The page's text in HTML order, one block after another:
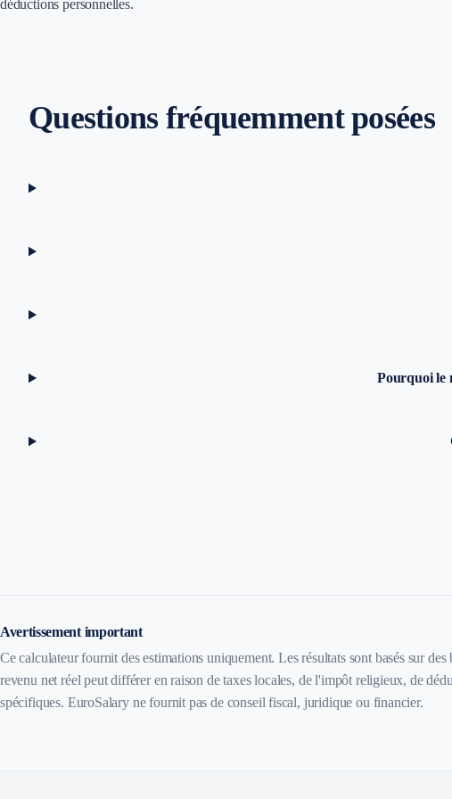
déductions personnelles.
Questions fréquemment posées
Pourquoi le
Avertissement important
Ce calculateur fournit des estimations uniquement. Les résultats sont basés sur
revenu net réel peut différer en raison de taxes locales, de l'impôt religieux, de
spécifiques. EuroSalary ne fournit pas de conseil fiscal, juridique ou financier.